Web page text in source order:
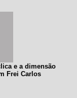
e a dimensão
Frei Carlos